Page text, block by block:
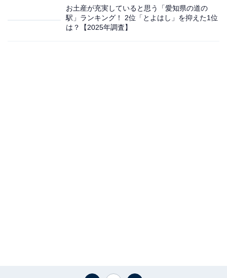
お土産が充実していると思う「愛知県の道の
駅」ランキング！ 2位「とよはし」を抑えた1位
は？【2025年調査】